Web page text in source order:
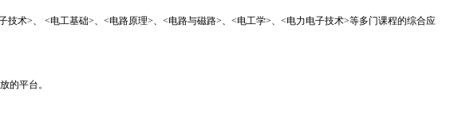
技术> <电工基础> <电路原理> <电路与磁路> <电工学> <电力电子技术>等多门课程的综合应
的平台。